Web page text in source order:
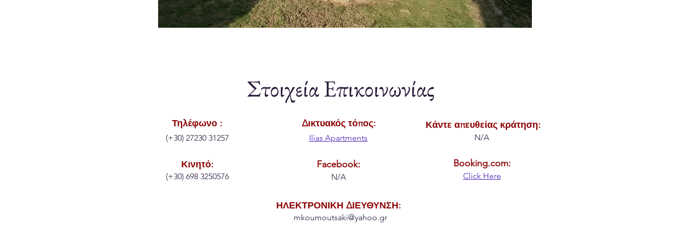
Στοιχεία Επικοινωνίας
Τηλέφωνο :
(+30) 27230 31257
Κινητό:
(+30) 698 3250576
Δικτυακός τόπος:
Ilias Apartments
Facebook:
N/A
Κάντε απευθείας κράτηση:
N/A
Booking.com:
Click Here
ΗΛΕΚΤΡΟΝΙΚΗ ΔΙΕΥΘΥΝΣΗ:
mkoumoutsaki@yahoo.gr